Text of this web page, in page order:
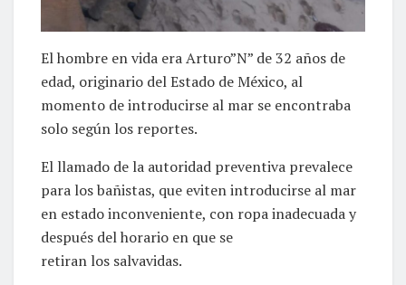
El hombre en vida era Arturo”N” de 32 años de
edad, originario del Estado de México, al
momento de introducirse al mar se encontraba
solo según los reportes.
El llamado de la autoridad preventiva prevalece
para los bañistas, que eviten introducirse al mar
en estado inconveniente, con ropa inadecuada y
después del horario en que se
retiran los salvavidas.